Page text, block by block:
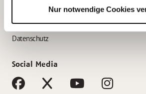
Nur notwendige Cookies
Impressum
Datenschutz
Social Media